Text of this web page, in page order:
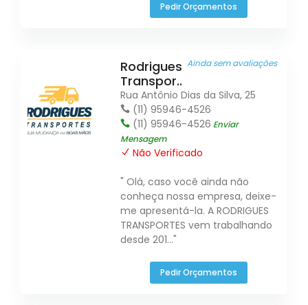
Pedir Orçamentos
Ainda sem avaliações
Rodrigues
Transpor..
Rua Antônio Dias da Silva, 25
(11) 95946-4526
(11) 95946-4526 Enviar
Mensagem
Não Verificado
" Olá, caso você ainda não
conheça nossa empresa, deixe-
me apresentá-la. A RODRIGUES
TRANSPORTES vem trabalhando
desde 201..."
Pedir Orçamentos